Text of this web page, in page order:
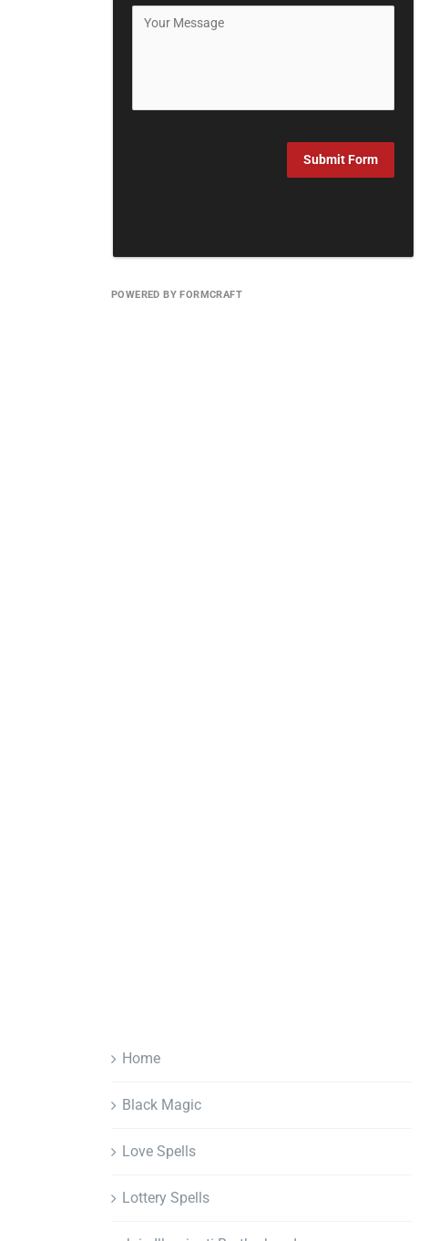
Submit Form
POWERED BY FORMCRAFT
Home
Black Magic
Love Spells
Lottery Spells